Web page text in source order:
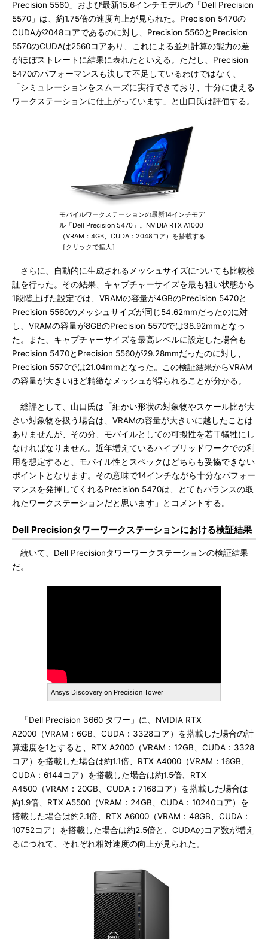
Precision 5560」および最新15.6インチモデルの「Dell Precision
5570」は、約1.75倍の速度向上が見られた。Precision 5470の
CUDAが2048コアであるのに対し、Precision 5560とPrecision
5570のCUDAは2560コアあり、これによる並列計算の能力の差
がほぼストレートに結果に表れたといえる。ただし、Precision
5470のパフォーマンスも決して不足しているわけではなく、
「シミュレーションをスムーズに実行できており、十分に使える
ワークステーションに仕上がっています」と山口氏は評価する。
モバイルワークステーションの最新14インチモデ
ル「Dell Precision 5470」。NVIDIA RTX A1000
（VRAM：4GB、CUDA：2048コア）を搭載する
［クリックで拡大］
さらに、自動的に生成されるメッシュサイズについても比較検
証を行った。その結果、キャプチャーサイズを最も粗い状態から
1段階上げた設定では、VRAMの容量が4GBのPrecision 5470と
Precision 5560のメッシュサイズが同じ54.62mmだったのに対
し、VRAMの容量が8GBのPrecision 5570では38.92mmとなっ
た。また、キャプチャーサイズを最高レベルに設定した場合も
Precision 5470とPrecision 5560が29.28mmだったのに対し、
Precision 5570では21.04mmとなった。この検証結果からVRAM
の容量が大きいほど精緻なメッシュが得られることが分かる。
総評として、山口氏は「細かい形状の対象物やスケール比が大
きい対象物を扱う場合は、VRAMの容量が大きいに越したことは
ありませんが、その分、モバイルとしての可搬性を若干犠牲にし
なければなりません。近年増えているハイブリッドワークでの利
用を想定すると、モバイル性とスペックはどちらも妥協できない
ポイントとなります。その意味で14インチながら十分なパフォー
マンスを発揮してくれるPrecision 5470は、とてもバランスの取
れたワークステーションだと思います」とコメントする。
Dell Precisionタワーワークステーションにおける検証結果
続いて、Dell Precisionタワーワークステーションの検証結果
だ。
Ansys Discovery on Precision Tower
「Dell Precision 3660 タワー」に、NVIDIA RTX
A2000（VRAM：6GB、CUDA：3328コア）を搭載した場合の計
算速度を1とすると、RTX A2000（VRAM：12GB、CUDA：3328
コア）を搭載した場合は約1.1倍、RTX A4000（VRAM：16GB、
CUDA：6144コア）を搭載した場合は約1.5倍、RTX
A4500（VRAM：20GB、CUDA：7168コア）を搭載した場合は
約1.9倍、RTX A5500（VRAM：24GB、CUDA：10240コア）を
搭載した場合は約2.1倍、RTX A6000（VRAM：48GB、CUDA：
10752コア）を搭載した場合は約2.5倍と、CUDAのコア数が増え
るにつれて、それぞれ相対速度の向上が見られた。